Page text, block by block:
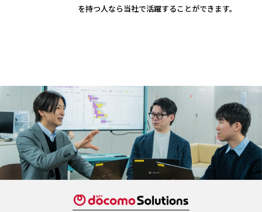
を持つ人なら当社で活躍することができます。